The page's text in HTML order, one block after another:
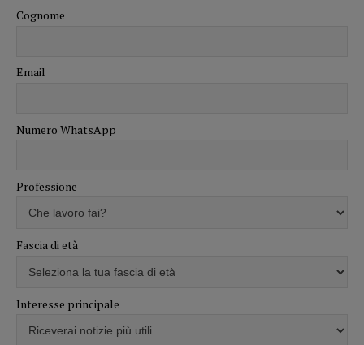
Cognome
Email
Numero WhatsApp
Professione
Fascia di età
Interesse principale